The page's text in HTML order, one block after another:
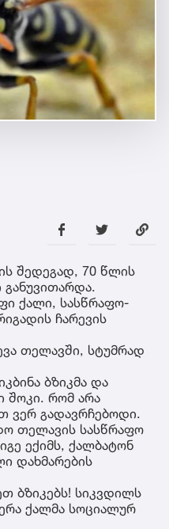
შედეგად, 70 წლის
ქალი, სასწრაფო-
ჩარევის
თელავში, სტუმრად
ბზიკმა და
შოკი. რომ არა
ვერ გადავრჩებოდი.
თელავის სასწრაფო
ექიმს, ქალბატონ
დახმარების
ბზიკებს! სიკვდილს
ქალმა სოციალურ